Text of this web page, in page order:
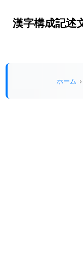
漢字構成記述
ホーム